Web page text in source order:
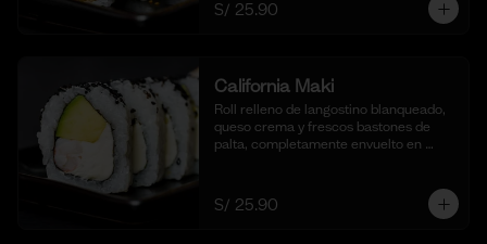
S/ 25.90
California Maki
Roll relleno de langostino blanqueado,
queso crema y frescos bastones de
palta, completamente envuelto en
salsa shoyu. (10 cortes).
S/ 25.90